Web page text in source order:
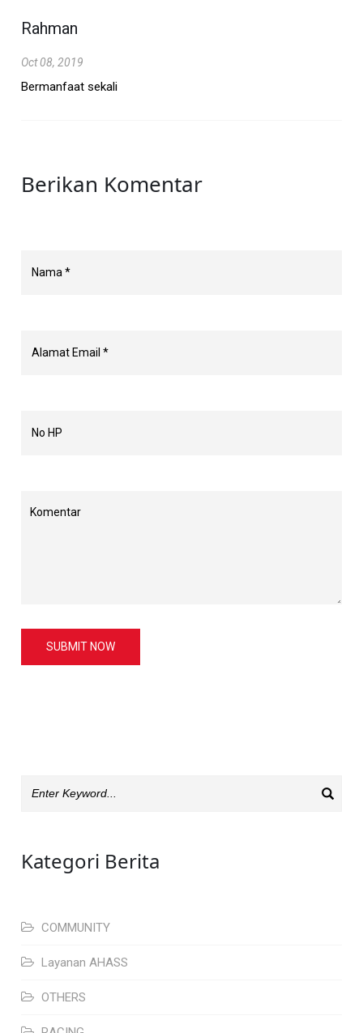
Rahman
Oct 08, 2019
Bermanfaat sekali
Berikan Komentar
SUBMIT NOW
Kategori Berita
COMMUNITY
Layanan AHASS
OTHERS